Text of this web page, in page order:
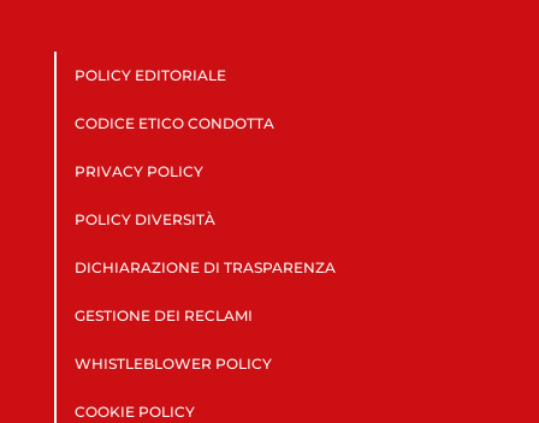
POLICY EDITORIALE
CODICE ETICO CONDOTTA
PRIVACY POLICY
POLICY DIVERSITÀ
DICHIARAZIONE DI TRASPARENZA
GESTIONE DEI RECLAMI
WHISTLEBLOWER POLICY
COOKIE POLICY